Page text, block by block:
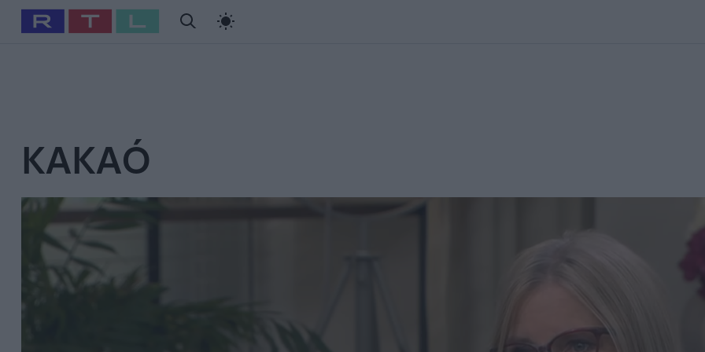
Babits Marcella Szellő István Most Wanted
KAKAÓ